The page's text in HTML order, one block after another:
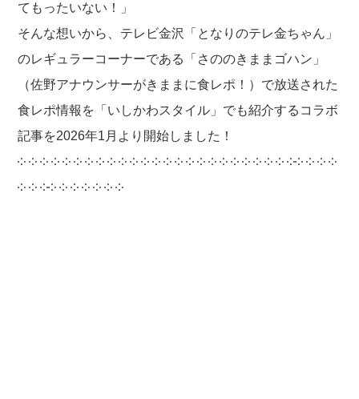
てもったいない！」
そんな想いから、テレビ金沢「となりのテレ金ちゃん」
のレギュラーコーナーである「さののきままゴハン」
（佐野アナウンサーがきままに食レポ！）で放送された
食レポ情報を「いしかわスタイル」でも紹介するコラボ
記事を2026年1月より開始しました！
༶ ༶ ༶ ༶ ༶ ༶ ༶ ༶ ༶ ༶ ༶ ༶ ༶ ༶ ༶ ༶ ༶ ༶ ༶ ༶ ༶ ༶ ༶ ༶ ༶༶ ༶ ༶ ༶
༶ ༶ ༶༶ ༶ ༶ ༶ ༶ ༶ ༶